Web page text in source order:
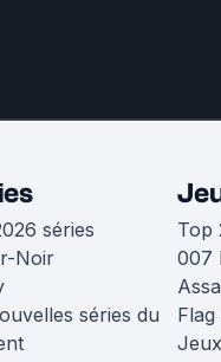
séries
Noir
séries du
Top
007